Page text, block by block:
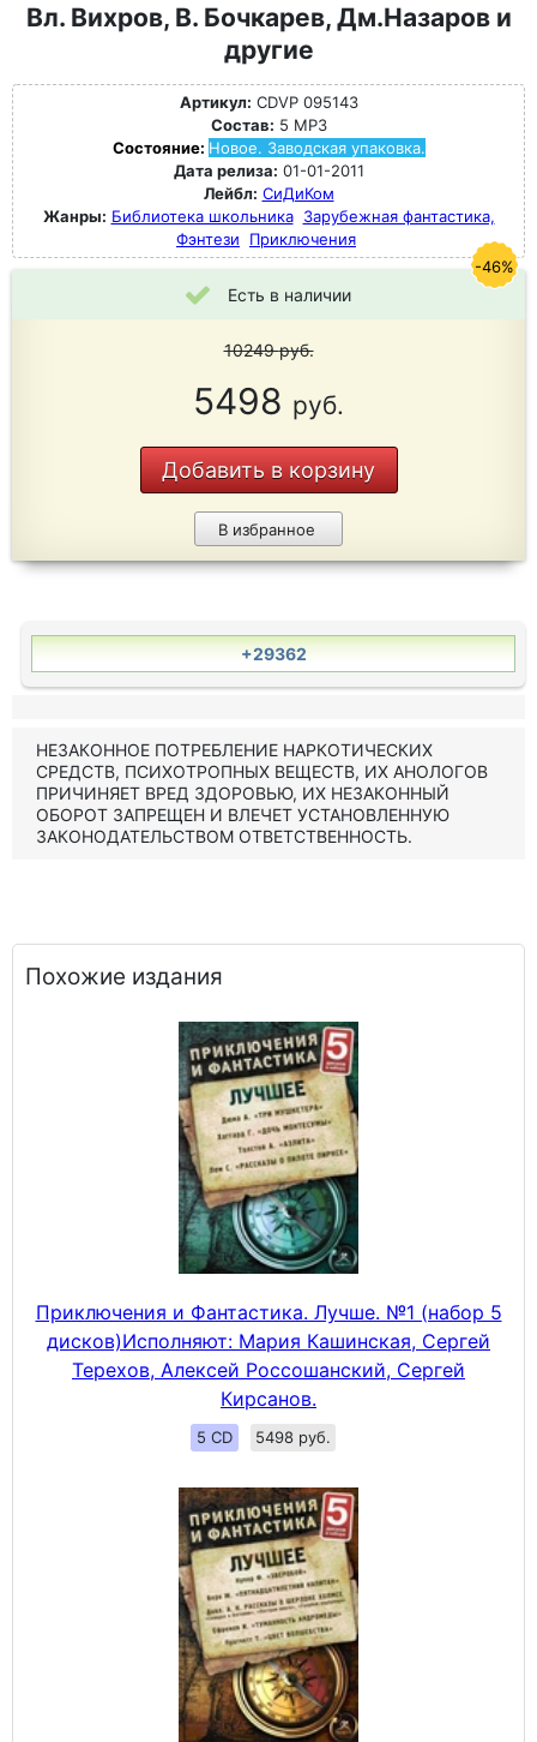
Вл. Вихров, В. Бочкарев, Дм.Назаров и
другие
Артикул: CDVP 095143
Состав: 5 MP3
Состояние: Новое. Заводская упаковка.
Дата релиза: 01-01-2011
Лейбл: СиДиКом
Жанры: Библиотека школьника Зарубежная фантастика,
Фэнтези
Приключения
Есть в наличии
10249руб.
5498 руб.
Добавить в корзину
В избранное
-46%
+29362
НЕЗАКОННОЕ ПОТРЕБЛЕНИЕ НАРКОТИЧЕСКИХ
СРЕДСТВ, ПСИХОТРОПНЫХ ВЕЩЕСТВ, ИХ АНОЛОГОВ
ПРИЧИНЯЕТ ВРЕД ЗДОРОВЬЮ, ИХ НЕЗАКОННЫЙ
ОБОРОТ ЗАПРЕЩЕН И ВЛЕЧЕТ УСТАНОВЛЕННУЮ
ЗАКОНОДАТЕЛЬСТВОМ ОТВЕТСТВЕННОСТЬ.
Похожие издания
Приключения и Фантастика. Лучше. №1 (набор 5
дисков)Исполняют: Мария Кашинская, Сергей
Терехов, Алексей Россошанский, Сергей
Кирсанов.
5 CD 5498 руб.